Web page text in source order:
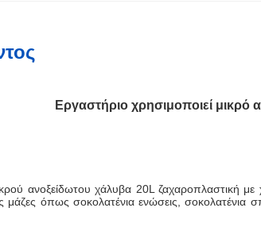
Εργαστήριο χρησιμοποιεί μικρό
ανοξείδωτου χάλυβα 20L ζαχαροπλαστική
όπως σοκολατένια ενώσεις, σοκολατένια